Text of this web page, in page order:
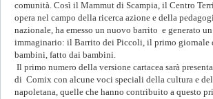
comunità. Così il Mammut di Scampia, il Centro
opera nel campo della ricerca azione e della
nazionale, ha emesso un nuovo barrito e generato
immaginario: il Barrito dei Piccoli, il primo giornale
bambini, fatto dai bambini.
Il primo numero della versione cartacea sarà
di Comix con alcune voci speciali della cultura e
napoletana, quelle che hanno contribuito a questo